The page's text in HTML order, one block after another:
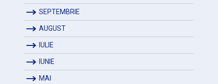
SEPTEMBRIE
AUGUST
IULIE
IUNIE
MAI